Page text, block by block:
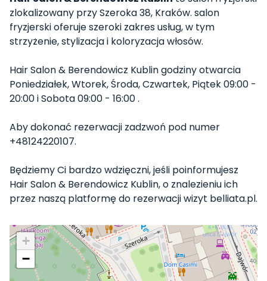
zlokalizowany przy Szeroka 38, Kraków. salon
fryzjerski oferuje szeroki zakres usług, w tym
strzyżenie, stylizacja i koloryzacja włosów.
Hair Salon & Berendowicz Kublin godziny otwarcia
Poniedziałek, Wtorek, Środa, Czwartek, Piątek 09:00 -
20:00 i Sobota 09:00 - 16:00 .
Aby dokonać rezerwacji zadzwoń pod numer
+48124220107.
Będziemy Ci bardzo wdzięczni, jeśli poinformujesz
Hair Salon & Berendowicz Kublin, o znalezieniu ich
przez naszą platformę do rezerwacji wizyt belliata.pl.
+
−